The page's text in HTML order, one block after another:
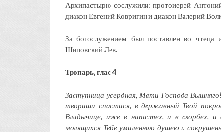
Архипастырю сослужили: протоиерей
диакон Евгений Ковригин и диакон Валерий
За богослужением был поставлен во чтеца
Шиповский Лев.
Тропарь, глас 4
Заступница усердная, Мати Господа
твориши спастися, в державный Твой
Владычице, иже в напастех, и в скорбех, и
молящихся Тебе умиленною душею и